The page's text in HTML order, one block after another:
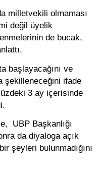
milletvekili olmaması
değil üyelik
de bucak,
başlayacağını ve
şekilleneceğini ifade
3 ay içerisinde
UBP Başkanlığı
da diyaloga açık
şeyleri bulunmadığını